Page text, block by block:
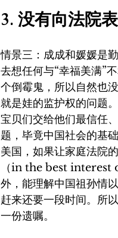
3. 没有向法院
情景三：成成和媛媛是
去想任何与“幸福美满”
个倒霉鬼，所以自然也
就是娃的监护权的问题
宝贝们交给他们最信任
题，毕竟中国社会的基
美国，如果让家庭法院
（in the best interest
外，能理解中国祖孙情
赶来还要一段时间。所
一份遗嘱。